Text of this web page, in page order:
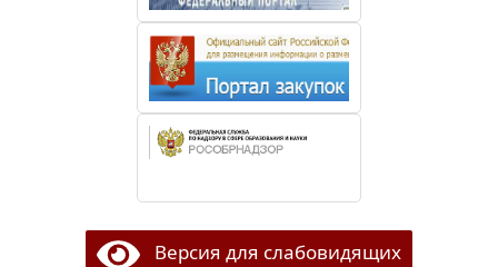
Версия для слабовидящих